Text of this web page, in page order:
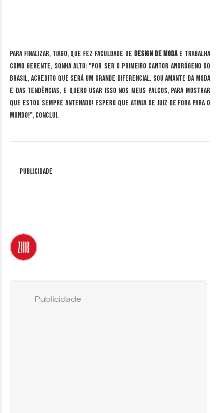
Para finalizar, Tiago, que fez faculdade de Design de Modae trabalha
como gerente, sonha alto: "Por ser o primeiro cantor andrógeno do
Brasil, acredito que será um grande diferencial. Sou amante da moda
e das tendências, e quero usar isso nos meus palcos, para mostrar
que estou sempre antenado! Espero que atinja de Juiz de Fora para o
Mundo!", conclui.
Publicidade
Publicidade